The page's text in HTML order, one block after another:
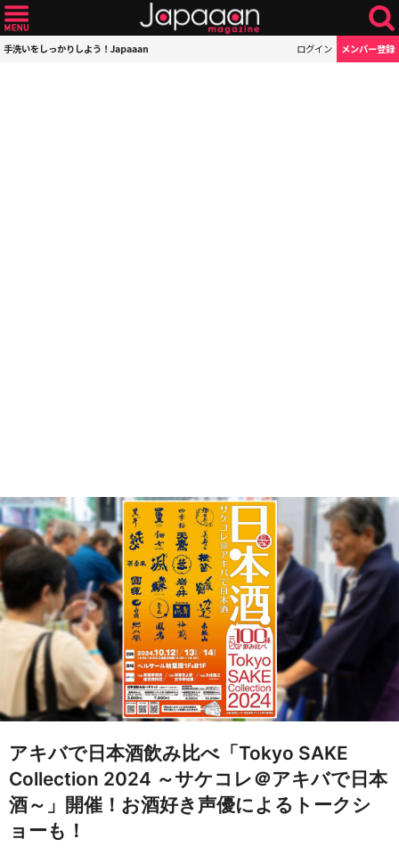
手洗いをしっかりしよう！Japaaan ログイン メンバー登録
アキバで日本酒飲み比べ「Tokyo SAKE
Collection 2024 ～サケコレ＠アキバで日本
酒～」開催！お酒好き声優によるトークシ
ョーも！